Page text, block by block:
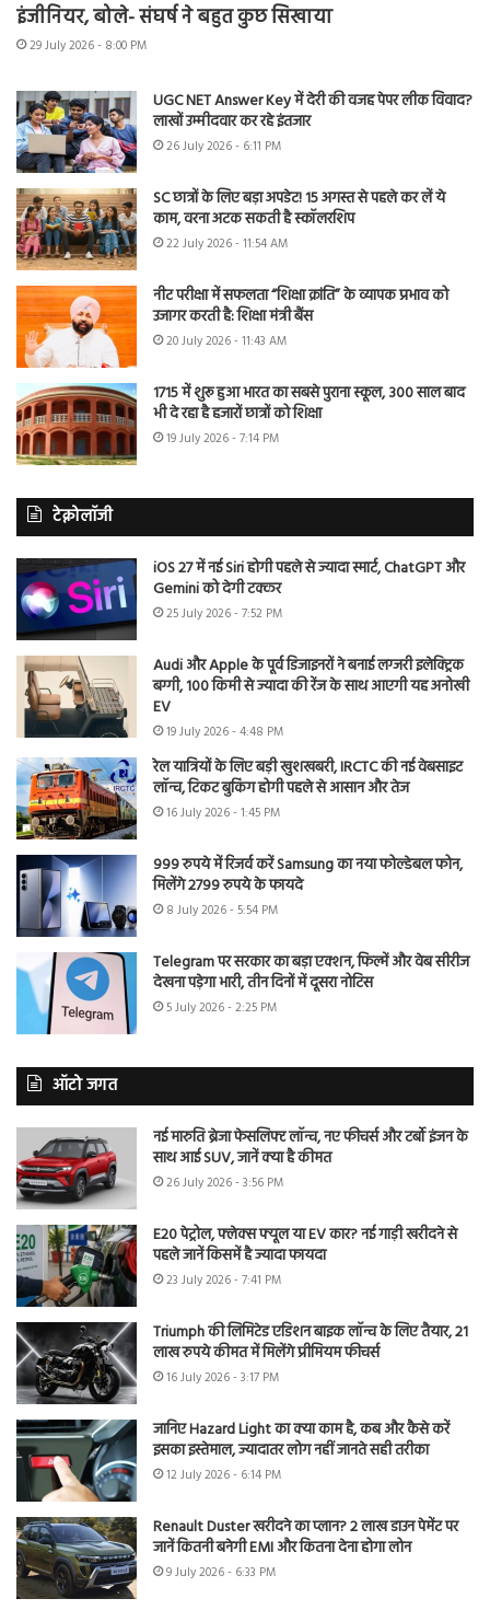
इंजीनियर, बोले- संघर्ष ने बहुत कुछ सिखाया
29 July 2026 - 8:00 PM
UGC NET Answer Key में देरी की वजह पेपर लीक विवाद?
लाखों उम्मीदवार कर रहे इंतजार
26 July 2026 - 6:11 PM
SC छात्रों के लिए बड़ा अपडेट! 15 अगस्त से पहले कर लें ये
काम, वरना अटक सकती है स्कॉलरशिप
22 July 2026 - 11:54 AM
नीट परीक्षा में सफलता “शिक्षा क्रांति” के व्यापक प्रभाव को
उजागर करती है: शिक्षा मंत्री बैंस
20 July 2026 - 11:43 AM
1715 में शुरू हुआ भारत का सबसे पुराना स्कूल, 300 साल बाद
भी दे रहा है हजारों छात्रों को शिक्षा
19 July 2026 - 7:14 PM
टेक्नोलॉजी
iOS 27 में नई Siri होगी पहले से ज्यादा स्मार्ट, ChatGPT और
Gemini को देगी टक्कर
25 July 2026 - 7:52 PM
Audi और Apple के पूर्व डिजाइनरों ने बनाई लग्जरी इलेक्ट्रिक
बग्गी, 100 किमी से ज्यादा की रेंज के साथ आएगी यह अनोखी
EV
19 July 2026 - 4:48 PM
रेल यात्रियों के लिए बड़ी खुशखबरी, IRCTC की नई वेबसाइट
लॉन्च, टिकट बुकिंग होगी पहले से आसान और तेज
16 July 2026 - 1:45 PM
999 रुपये में रिजर्व करें Samsung का नया फोल्डेबल फोन,
मिलेंगे 2799 रुपये के फायदे
8 July 2026 - 5:54 PM
Telegram पर सरकार का बड़ा एक्शन, फिल्में और वेब सीरीज
देखना पड़ेगा भारी, तीन दिनों में दूसरा नोटिस
5 July 2026 - 2:25 PM
ऑटो जगत
नई मारुति ब्रेजा फेसलिफ्ट लॉन्च, नए फीचर्स और टर्बो इंजन के
साथ आई SUV, जानें क्या है कीमत
26 July 2026 - 3:56 PM
E20 पेट्रोल, फ्लेक्स फ्यूल या EV कार? नई गाड़ी खरीदने से
पहले जानें किसमें है ज्यादा फायदा
23 July 2026 - 7:41 PM
Triumph की लिमिटेड एडिशन बाइक लॉन्च के लिए तैयार, 21
लाख रुपये कीमत में मिलेंगे प्रीमियम फीचर्स
16 July 2026 - 3:17 PM
जानिए Hazard Light का क्या काम है, कब और कैसे करें
इसका इस्तेमाल, ज्यादातर लोग नहीं जानते सही तरीका
12 July 2026 - 6:14 PM
Renault Duster खरीदने का प्लान? 2 लाख डाउन पेमेंट पर
जानें कितनी बनेगी EMI और कितना देना होगा लोन
9 July 2026 - 6:33 PM